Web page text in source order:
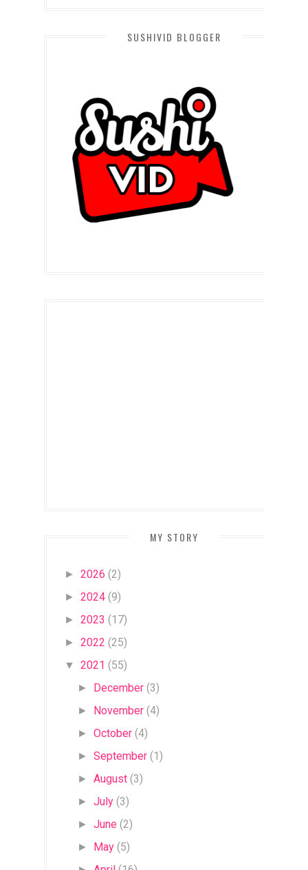
SUSHIVID BLOGGER
MY STORY
► 2026 (2)
► 2024 (9)
► 2023 (17)
► 2022 (25)
▼ 2021 (55)
► December (3)
► November (4)
►October (4)
►September (1)
►August (3)
►July (3)
►June (2)
► May (5)